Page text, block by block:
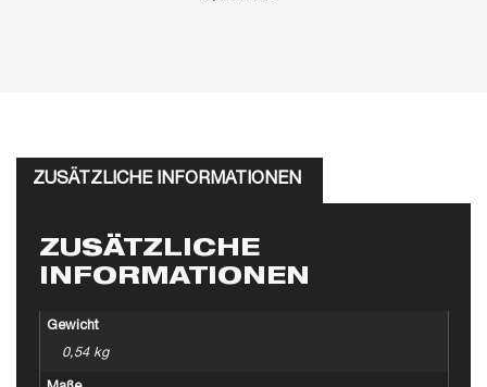
ZUSÄTZLICHE INFORMATIONEN
ZUSÄTZLICHE
INFORMATIONEN
Gewicht
0,54 kg